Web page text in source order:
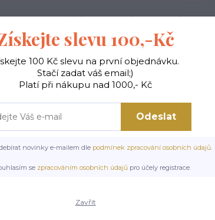
Doprava a platba Kontakty Více
Hledat
A TRIČKA SPORTOVNÍ PODPRSENKY
slevu 100,-Kč
100 Kč slevu na první objednávku.
Stačí zadat váš email;)
Platí při nákupu nad 1000,- Kč
Odeslat
novinky e-mailem dle podmínek zpracování osobních údajů.
se zpracováním osobních údajů pro účely registrace.
Zavřít